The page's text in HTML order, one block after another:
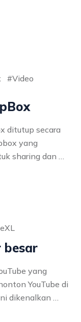
Video
ditutup secara
yang
sharing dan …
besar
yang
YouTube di
dikenalkan …